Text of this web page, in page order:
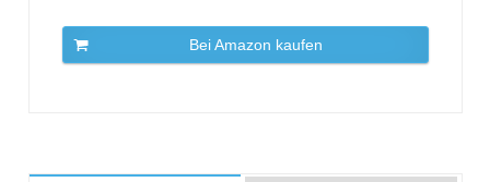
Bei Amazon kaufen